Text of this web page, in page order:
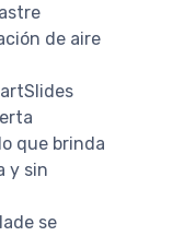
de aire
que brinda
y sin
se